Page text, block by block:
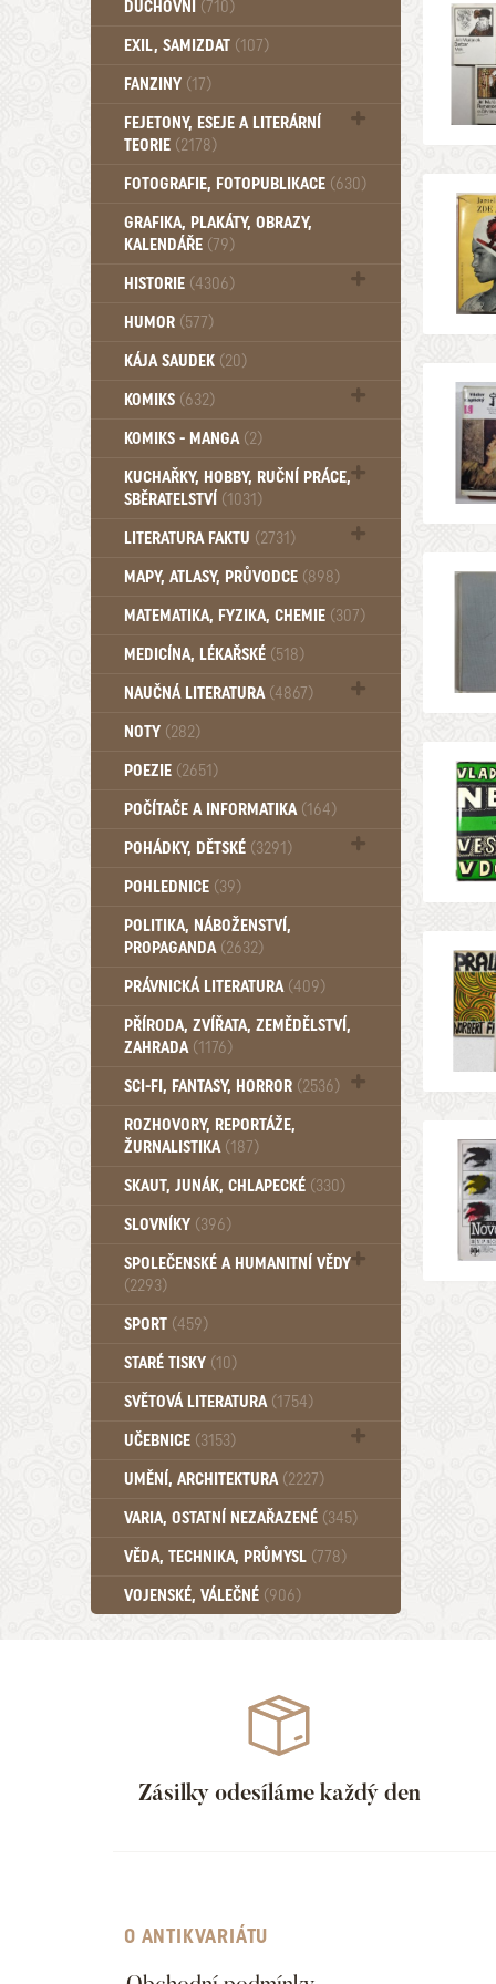
DUCHOVNÍ (710)
Okultismus (110)
EXIL, SAMIZDAT (107)
FANZINY (17)
FEJETONY, ESEJE A LITERÁRNÍ
TEORIE (2178)
Citáty, aforismy, snáře, přísloví,
FOTOGRAFIE, FOTOPUBLIKACE (630)
GRAFIKA, PLAKÁTY, OBRAZY,
KALENDÁŘE (79)
HISTORIE (4306)
Mytologie, Mýty, Báje, Pověsti (203)
HUMOR (577)
KÁJA SAUDEK (20)
KOMIKS (632)
Komiks - Čtyřlístek (234)
KOMIKS - MANGA (2)
KUCHAŘKY, HOBBY, RUČNÍ PRÁCE,
SBĚRATELSTVÍ (1031)
Dům a byt (102)
LITERATURA FAKTU (2731)
Katalogy (503)
MAPY, ATLASY, PRŮVODCE (898)
MATEMATIKA, FYZIKA, CHEMIE (307)
MEDICÍNA, LÉKAŘSKÉ (518)
NAUČNÁ LITERATURA (4867)
Zdraví a zdraví životní styl (510)
NOTY (282)
POEZIE (2651)
POČÍTAČE A INFORMATIKA (164)
POHÁDKY, DĚTSKÉ (3291)
Pro děti a mládež (2887)
Pohádky, Dětské - Od roku 1949 (257)
POHLEDNICE (39)
POLITIKA, NÁBOŽENSTVÍ,
PROPAGANDA (2632)
PRÁVNICKÁ LITERATURA (409)
PŘÍRODA, ZVÍŘATA, ZEMĚDĚLSTVÍ,
ZAHRADA (1176)
SCI-FI, FANTASY, HORROR (2536)
UFO (14)
ROZHOVORY, REPORTÁŽE,
ŽURNALISTIKA (187)
SKAUT, JUNÁK, CHLAPECKÉ (330)
SLOVNÍKY (396)
SPOLEČENSKÉ A HUMANITNÍ VĚDY
(2293)
Pedagogika (191)
Psychologie a osobní rozvoj (762)
SPORT (459)
STARÉ TISKY (10)
SVĚTOVÁ LITERATURA (1754)
UČEBNICE (3153)
Učebnice - Jazykové (1297)
Učebnice - VŠ (259)
Učebnice - ZŠ (556)
Učebnice - Ostatní (499)
UMĚNÍ, ARCHITEKTURA (2227)
VARIA, OSTATNÍ NEZAŘAZENÉ (345)
VĚDA, TECHNIKA, PRŮMYSL (778)
VOJENSKÉ, VÁLEČNÉ (906)
Zásilky odesíláme každý den
O ANTIKVARIÁTU